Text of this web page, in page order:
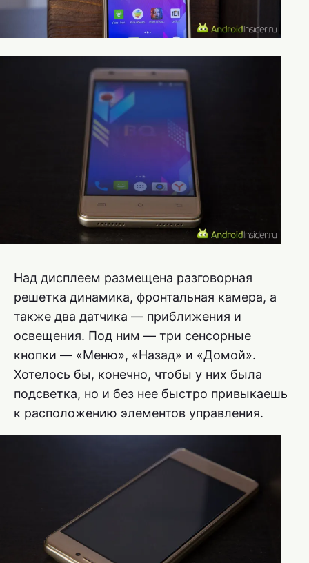
Над дисплеем размещена разговорная
решетка динамика, фронтальная камера, а
также два датчика — приближения и
освещения. Под ним — три сенсорные
кнопки — «Меню», «Назад» и «Домой».
Хотелось бы, конечно, чтобы у них была
подсветка, но и без нее быстро привыкаешь
к расположению элементов управления.